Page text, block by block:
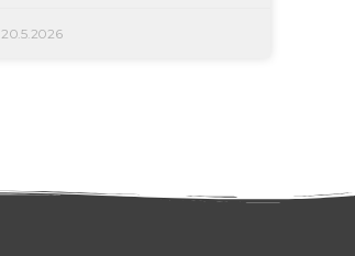
20.5.2026